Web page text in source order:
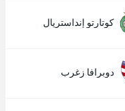
كوتارتو إنداستريال
دوبرافا زغرب